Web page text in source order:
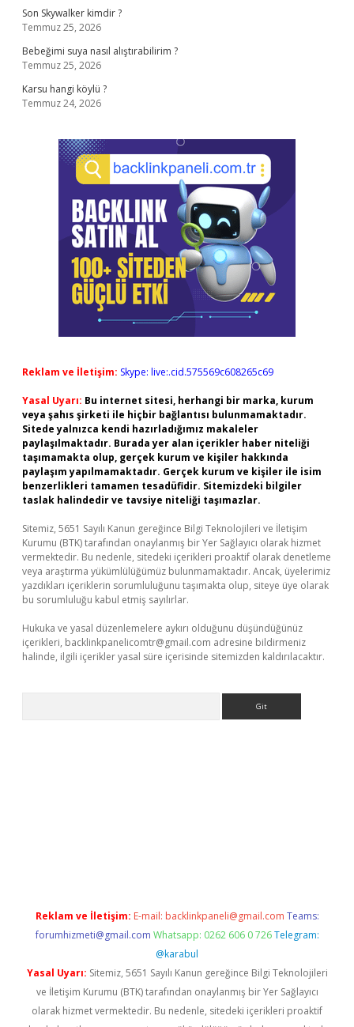
Son Skywalker kimdir ?
Temmuz 25, 2026
Bebeğimi suya nasıl alıştırabilirim ?
Temmuz 25, 2026
Karsu hangi köylü ?
Temmuz 24, 2026
Reklam ve İletişim: Skype: live:.cid.575569c608265c69
Yasal Uyarı: Bu internet sitesi, herhangi bir marka, kurum
veya şahıs şirketi ile hiçbir bağlantısı bulunmamaktadır.
Sitede yalnızca kendi hazırladığımız makaleler
paylaşılmaktadır. Burada yer alan içerikler haber niteliği
taşımamakta olup, gerçek kurum ve kişiler hakkında
paylaşım yapılmamaktadır. Gerçek kurum ve kişiler ile isim
benzerlikleri tamamen tesadüfidir. Sitemizdeki bilgiler
taslak halindedir ve tavsiye niteliği taşımazlar.
Sitemiz, 5651 Sayılı Kanun gereğince Bilgi Teknolojileri ve İletişim
Kurumu (BTK) tarafından onaylanmış bir Yer Sağlayıcı olarak hizmet
vermektedir. Bu nedenle, sitedeki içerikleri proaktif olarak denetleme
veya araştırma yükümlülüğümüz bulunmamaktadır. Ancak, üyelerimiz
yazdıkları içeriklerin sorumluluğunu taşımakta olup, siteye üye olarak
bu sorumluluğu kabul etmiş sayılırlar.
Hukuka ve yasal düzenlemelere aykırı olduğunu düşündüğünüz
içerikleri, backlinkpanelicomtr@gmail.com adresine bildirmeniz
halinde, ilgili içerikler yasal süre içerisinde sitemizden kaldırılacaktır.
Reklam ve İletişim: E-mail: backlinkpaneli@gmail.com Teams:
forumhizmeti@gmail.com Whatsapp: 0262 606 0 726 Telegram:
@karabul
Yasal Uyarı: Sitemiz, 5651 Sayılı Kanun gereğince Bilgi Teknolojileri
ve İletişim Kurumu (BTK) tarafından onaylanmış bir Yer Sağlayıcı
olarak hizmet vermektedir. Bu nedenle, sitedeki içerikleri proaktif